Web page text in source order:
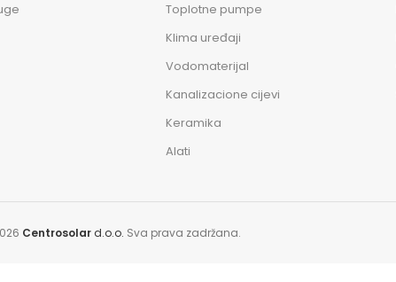
Toplotne pumpe
Klima uređaji
Vodomaterijal
Kanalizacione cijevi
Keramika
Alati
Centrosolar d.o.o. Sva prava zadržana.